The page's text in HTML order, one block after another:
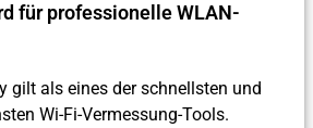
für professionelle WLAN-
gilt als eines der schnellsten und
Wi-Fi-Vermessung-Tools.